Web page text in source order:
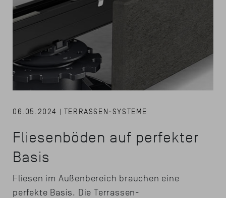
06.05.2024 | TERRASSEN-SYSTEME
Fliesenböden auf perfekter
Basis
Fliesen im Außenbereich brauchen eine
perfekte Basis. Die Terrassen-